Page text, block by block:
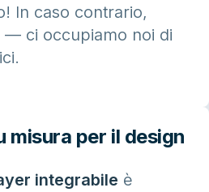
In caso contrario,
— ci occupiamo noi di
misura per il design
integrabile è